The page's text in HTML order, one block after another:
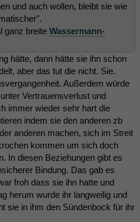
und auch wollen, bleibt sie wie
ganz breite Wassermann-
hätte, dann hätte sie ihn schon
aber das tut die nicht. Sie.
Außerdem würde
Vertrauensverlust und
immer wieder sehr hart die
indem sie den anderen zb
anderen machen, sich im Streit
kommen um sich doch
In diesen Beziehungen gibt es
Bindung. Das gab es
froh dass sie ihn hatte und
herum wurde ihr langweilig und
sie in ihm den Sündenbock für ihr